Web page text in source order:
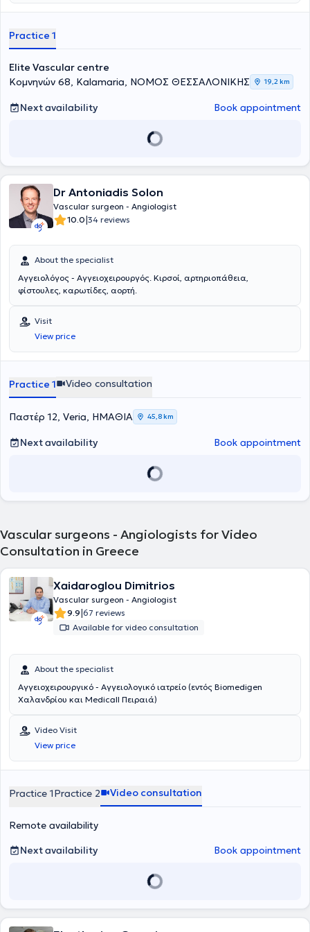
Είναι Πανεπιστημιακός Υπότροφος του Αγγειοχειρουργικού
επιτελώντας χειρουργικό έργο και συμμετέχοντας, παράλληλα,
στην εκπαίδευση των νέων ιατρών. Τέλος, διαθέτει κατάρτιση και
έχει ερευνητική δράση, η οποία αποτυπώνεται στις ακαδημαϊκές
δημοσιεύσεις και ανακοινώσεις σε εγχώρια και διεθνή συνέδρια,
στα οποία συμμετέχει, ενώ αποτελεί μέλος της ευρωπαϊκής
Ελληνικής Αγγειοχειρουργικής Εταιρείας.
Practice 1
Elite Vascular centre
Κομνηνών 68, Kalamaria, ΝΟΜΟΣ ΘΕΣΣΑΛΟΝΙΚΗΣ
19,2 km
Next availability Book appointment
Dr Antoniadis Solon
Vascular surgeon - Angiologist
10.0|34 reviews
About the specialist
Αγγειολόγος - Αγγειοχειρουργός. Κιρσοί, αρτηριοπάθεια,
φίστουλες, καρωτίδες, αορτή.
Visit
View price
Practice 1 Video consultation
Παστέρ 12, Veria, ΗΜΑΘΙΑ 45,8 km
Next availability Book appointment
Vascular surgeons - Angiologists for Video
Consultation in Greece
Xaidaroglou Dimitrios
Vascular surgeon - Angiologist
9.9|67 reviews
Available for video consultation
About the specialist
Αγγειοχειρουργικό - Αγγειολογικό ιατρείο (εντός Biomedigen
Χαλανδρίου και Medicall Πειραιά)
Video Visit
View price
Practice 1Practice 2 Video consultation
Remote availability
Next availability
Book appointment